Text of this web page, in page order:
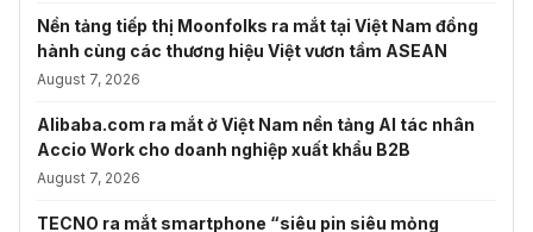
Nền tảng tiếp thị Moonfolks ra mắt tại Việt Nam đồng
hành cùng các thương hiệu Việt vươn tầm ASEAN
August 7, 2026
Alibaba.com ra mắt ở Việt Nam nền tảng AI tác nhân
Accio Work cho doanh nghiệp xuất khẩu B2B
August 7, 2026
TECNO ra mắt smartphone “siêu pin siêu mỏng